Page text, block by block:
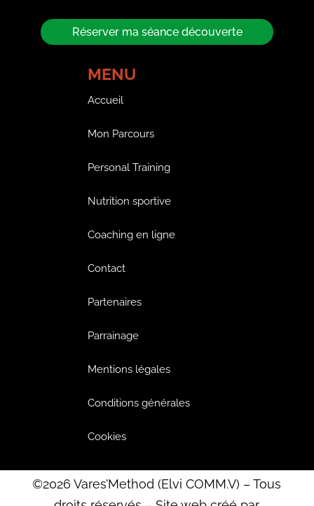
Réserver ma séance découverte
MENU
Accueil
Mon Parcours
Personal Training
Nutrition sportive
Coaching en ligne
Contact
Partenaires
Parrainage
Mentions légales
Conditions générales
Cookies
©2026 Vares’Method (Elvi COMM.V) – Tous